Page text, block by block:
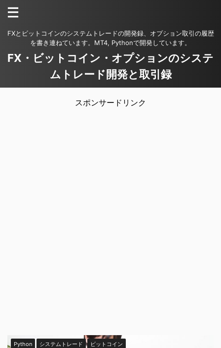
FXとビットコインのシステムトレードの開発録、オプション取引の履歴
を書き連ねています。MT4, Pythonで開発しています。
FX・ビットコイン・オプションのシステ
ムトレード開発と取引録
スポンサードリンク
Python システムトレード ビットコイン